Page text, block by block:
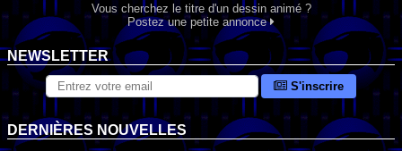
Vous cherchez le titre d'un dessin animé ?
Postez une petite annonce
NEWSLETTER
S'inscrire
DERNIÈRES NOUVELLES